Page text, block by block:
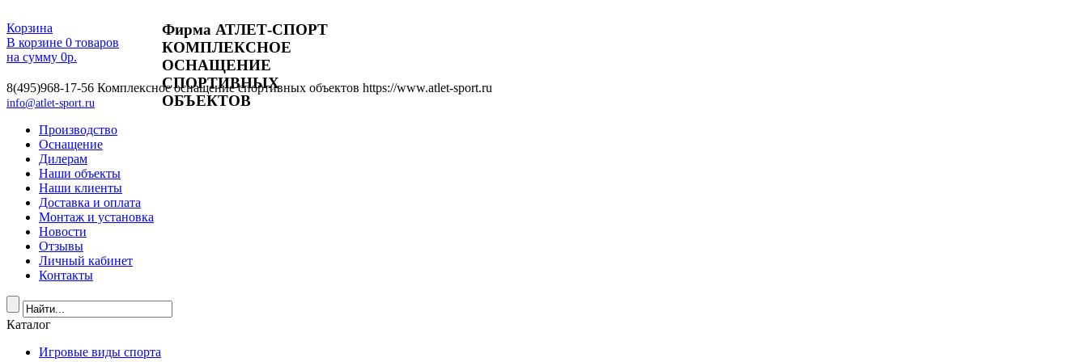
Фирма АТЛЕТ-СПОРТ
КОМПЛЕКСНОЕ
ОСНАЩЕНИЕ
СПОРТИВНЫХ
ОБЪЕКТОВ
Корзина
В корзине 0 товаров
на сумму 0р.
8(495)968-17-56 Комплексное оснащение спортивных объектов https://www.atlet-sport.ru
info@atlet-sport.ru
Производство
Оснащение
Дилерам
Наши объекты
Наши клиенты
Доставка и оплата
Монтаж и установка
Новости
Отзывы
Личный кабинет
Контакты
Каталог
Игровые виды спорта